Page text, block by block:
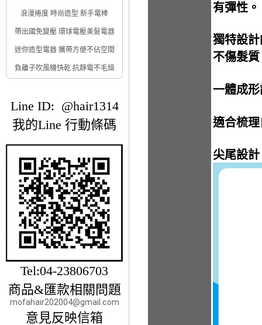
浪漫捲度 時尚造型 新手電棒
帶出國免變壓 環球電壓美髮電器
迷你造型電器 攜帶方便不佔空間
負離子吹風機快乾 抗靜電不毛燥
Line ID: @hair1314
我的Line 行動條碼
Tel:04-23806703
商品&匯款相關問題
mofahair202004@gmail.com
意見反映信箱
有彈性。
獨特設
不傷髮質
一體成
適合梳
尖尾設